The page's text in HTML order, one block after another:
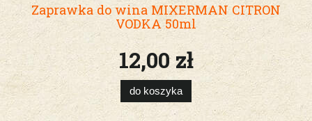
Zaprawka do wina MIXERMAN CITRON
VODKA 50ml
12,00 zł
do koszyka